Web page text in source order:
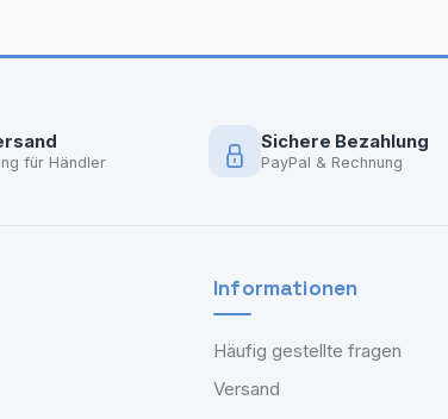
für Händler
Sichere Bezahlung
PayPal & Rechnung
Informationen
Häufig gestellte fragen
Versand